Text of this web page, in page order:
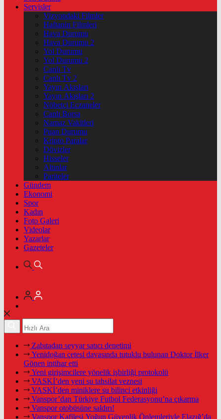
Servisler
Vizyondaki Filmler
Haftanin Filmleri
Hava Durumu
Hava Durumu 2
Yol Durumu
Yol Durumu 2
Canlı Tv
Canlı Tv 2
Yayın Akışları
Yayın Akışları 2
Nöbetçi Eczaneler
Canlı Borsa
Namaz Vakitleri
Puan Durumu
Kripto Paralar
Dövizler
Hisseler
Altınlar
Pariteler
Gündem
Ekonomi
Spor
Kadın
Foto Galeri
Videolar
Yazarlar
Gazeteler
Zabıtadan seyyar satıcı denetimi
Gönen intihar etti
Yeni girişimcilere yönelik işbirliği protokolü
VASKİ’den yeni su tahsilat veznesi
VASKİ’den miniklere su bilinci etkinliği
Vanspor’dan Türkiye Futbol Federasyonu’na çıkarma
Vanspor otobüsüne saldırı!
Vanspor Kafilesi Yoğun Güvenlik Önlemleriyle Elazığ’da